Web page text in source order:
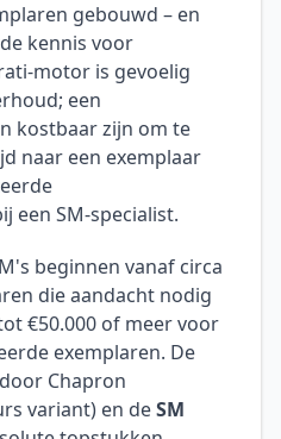
gebouwd – en
kennis voor
motor is gevoelig
een
kostbaar zijn om te
naar een exemplaar
een SM-specialist.
beginnen vanaf circa
die aandacht nodig
€50.000 of meer voor
exemplaren. De
Chapron
variant) en deSM